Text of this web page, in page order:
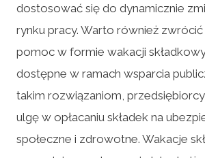
dostosować się do dynamicznie
rynku pracy. Warto również zwrócić
pomoc w formie wakacji
dostępne w ramach wsparcia
takim rozwiązaniom,
ulgę w opłacaniu składek na
społeczne i zdrowotne. Wakacje